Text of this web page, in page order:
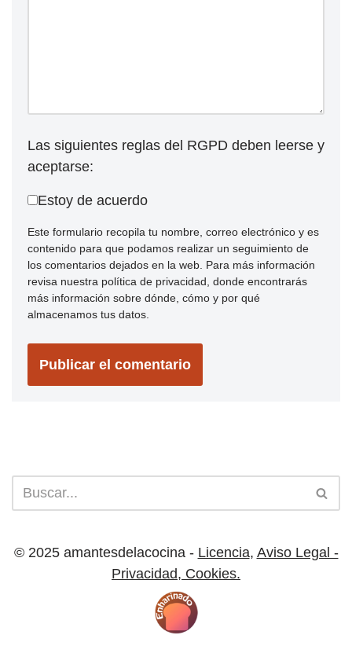
Las siguientes reglas del RGPD deben leerse y
aceptarse:
Estoy de acuerdo
Este formulario recopila tu nombre, correo electrónico y es
contenido para que podamos realizar un seguimiento de
los comentarios dejados en la web. Para más información
revisa nuestra política de privacidad, donde encontrarás
más información sobre dónde, cómo y por qué
almacenamos tus datos.
© 2025 amantesdelacocina - Licencia, Aviso Legal -
Privacidad, Cookies.